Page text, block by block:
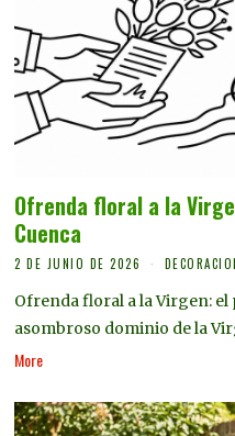
Ofrenda floral a la
Cuenca
2 DE JUNIO DE 2026
Ofrenda floral a la Virgen: el
asombroso dominio de la
More